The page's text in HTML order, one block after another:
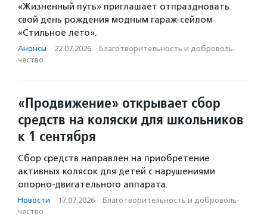
«Жизненный путь» приглашает отпраздновать
свой день рождения модным гараж-сейлом
«Стильное лето».
Анонсы · 22.07.2026 · Благотвори­тель­ность и доброволь­
чест­во
«Продвижение» открывает сбор
средств на коляски для школьников
к 1 сентября
Сбор средств направлен на приобретение
активных колясок для детей с нарушениями
опорно-двигательного аппарата.
Новости · 17.07.2026 · Благотвори­тель­ность и доброволь­
чест­во